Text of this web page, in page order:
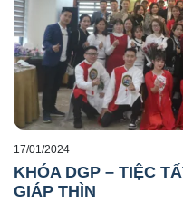
17/01/2024
KHÓA DGP – TIỆC
GIÁP THÌN